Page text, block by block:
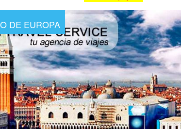
DE EUROPA